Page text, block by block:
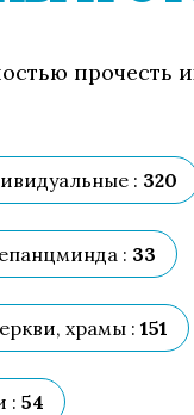
прочесть
: 320
: 33
храмы : 151
: 54